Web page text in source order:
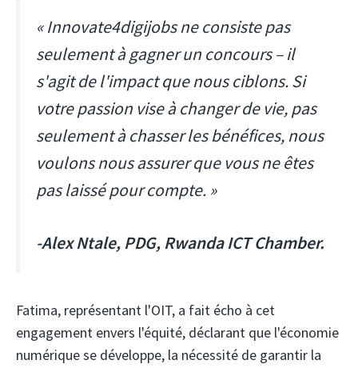
« Innovate4digijobs ne consiste pas
seulement à gagner un concours – il
s'agit de l'impact que nous ciblons. Si
votre passion vise à changer de vie, pas
seulement à chasser les bénéfices, nous
voulons nous assurer que vous ne êtes
pas laissé pour compte. »
-Alex Ntale, PDG, Rwanda ICT Chamber.
Fatima, représentant l'OIT, a fait écho à cet
engagement envers l'équité, déclarant que l'économie
numérique se développe, la nécessité de garantir la